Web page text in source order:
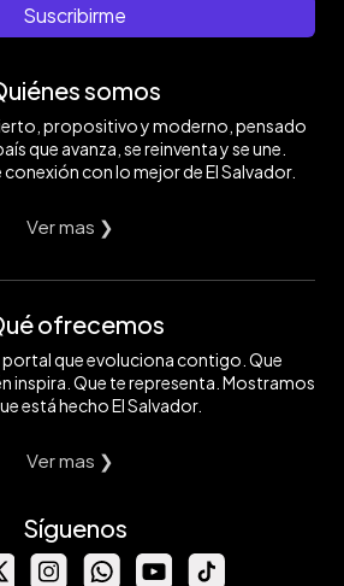
Suscribirme
somos
propositivo y moderno, pensado
que avanza, se reinventa y se une.
con lo mejor de El Salvador.
Ver mas ❯
ofrecemos
que evoluciona contigo. Que
inspira. Que te representa. Mostramos
está hecho El Salvador.
Ver mas ❯
Síguenos